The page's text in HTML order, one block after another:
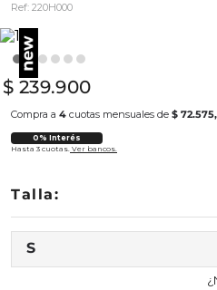
Ref: 220H000
$ 239.900
Compra a 4 cuotas mensuales de $
0% Interés
Hasta 3 cuotas. Ver bancos.
S